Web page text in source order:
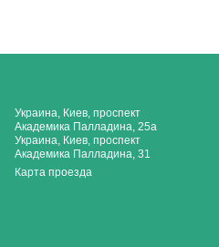
Украина, Киев, проспект
Академика Палладина, 25а
Украина, Киев, проспект
Академика Палладина, 31
Карта проезда